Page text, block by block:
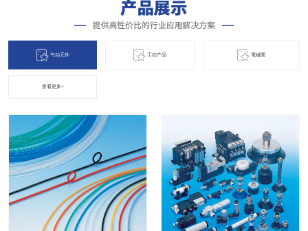
气动元件 工控产品 電磁閞
查看更多+